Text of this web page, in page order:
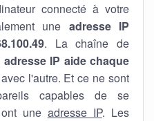
connecté à votre
une adresse IP
. La chaîne de
adresse IP aide chaque
l'autre. Et ce ne sont
capables de se
une adresse IP. Les